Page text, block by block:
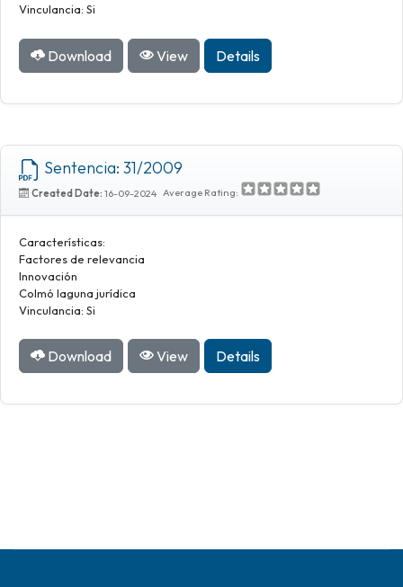
Vinculancia: Si
Download View Details
Sentencia: 31/2009
Created Date: 16-09-2024 Average Rating:
Características:
Factores de relevancia
Innovación
Colmó laguna jurídica
Vinculancia: Si
Download View Details